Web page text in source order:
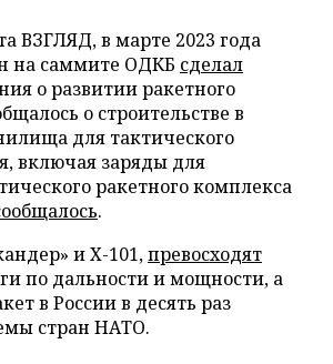
ВЗГЛЯД, в марте 2023 года
на саммите ОДКБ сделал
о развитии ракетного
о строительстве в
для тактического
включая заряды для
ракетного комплекса
.
и Х-101,превосходят
по дальности и мощности, а
в России в десять раз
стран НАТО.